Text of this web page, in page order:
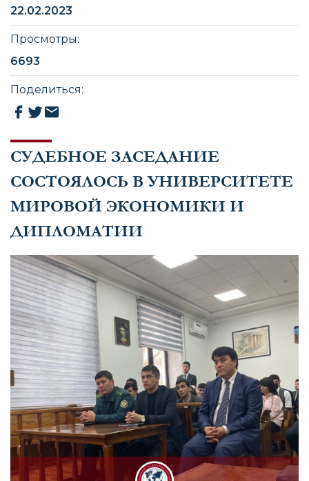
СУДЕБНОЕ ЗАСЕДАНИЕ
СОСТОЯЛОСЬ В УНИВЕРСИТЕТЕ
МИРОВОЙ ЭКОНОМИКИ И
ДИПЛОМАТИИ
22.02.2023
Просмотры:
6693
Поделиться: